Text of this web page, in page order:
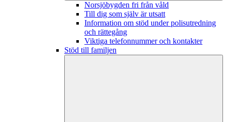
Norsjöbygden fri från våld
Till dig som själv är utsatt
Information om stöd under polisutredning
och rättegång
Viktiga telefonnummer och kontakter
Stöd till familjen